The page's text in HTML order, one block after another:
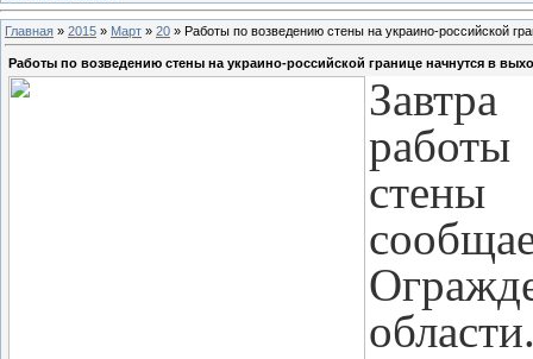
Главная » 2015 » Март » 20 » Работы по возведению стены на украино-российской
Работы по возведению стены на украино-российской границе начнутся в